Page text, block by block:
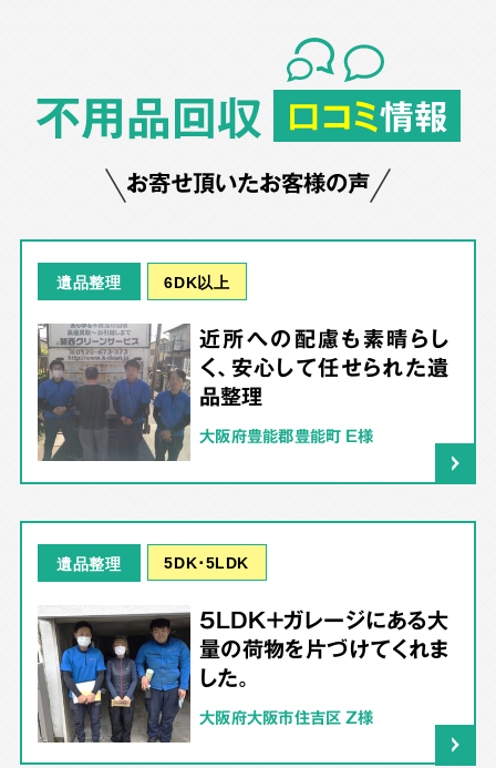
不用品回収 口コミ情報
お寄せ頂いたお客様の声
遺品整理 6DK以上
近所への配慮も素晴らし
く、安心して任せられた遺
品整理
大阪府豊能郡豊能町 E様
遺品整理 5DK･5LDK
5LDK＋ガレージにある大
量の荷物を片づけてくれま
した。
大阪府大阪市住吉区 Z様